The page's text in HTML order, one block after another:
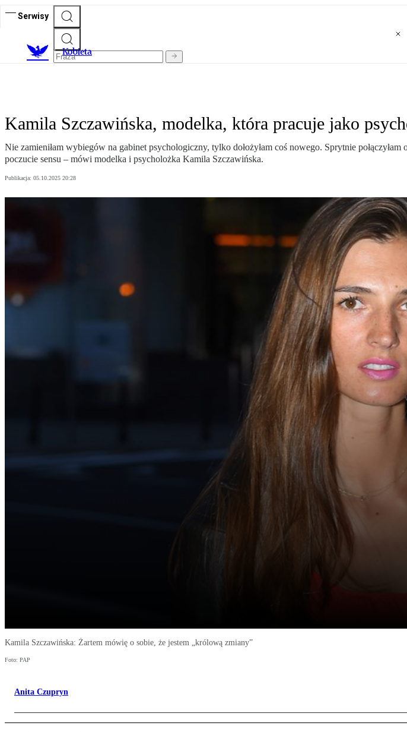
Serwisy
Kobieta
Kamila Szczawińska, modelka, która pracuje jako
Nie zamieniłam wybiegów na gabinet psychologiczny, tylko dołożyłam coś nowego. Sprytnie
poczucie sensu – mówi modelka i psycholożka Kamila Szczawińska.
Publikacja: 05.10.2025 20:28
Kamila Szczawińska: Żartem mówię o sobie, że jestem „królową zmiany”
Foto: PAP
Anita Czupryn